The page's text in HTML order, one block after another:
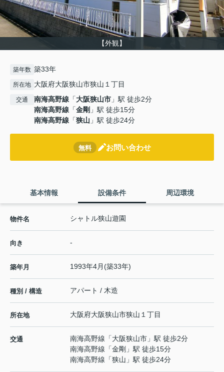
【外観】
築年数 築33年
所在地 大阪府大阪狭山市狭山１丁目
交通 南海高野線 「大阪狭山市 」駅 徒歩2分
南海高野線 「金剛 」駅 徒歩15分
南海高野線 「狭山 」駅 徒歩24分
無料 お問い合わせ
基本情報 設備条件 周辺環境
物件名 シャトル狭山遊園
向き -
築年月 1993年4月(築33年)
種別 / 構造 アパート / 木造
所在地 大阪府大阪狭山市狭山 １丁目
交通 南海高野線 「大阪狭山市 」駅 徒歩2分
南海高野線 「金剛 」駅 徒歩15分
南海高野線 「狭山 」駅 徒歩24分